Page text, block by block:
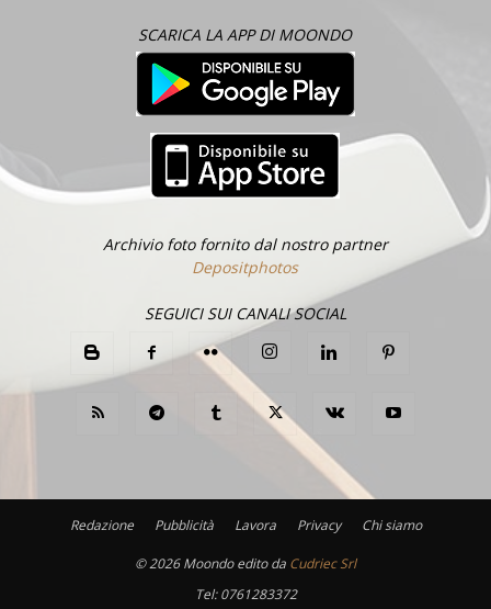
SCARICA LA APP DI MOONDO
Archivio foto fornito dal nostro partner
Depositphotos
SEGUICI SUI CANALI SOCIAL
Redazione Pubblicità Lavora Privacy Chi siamo
©2026 Moondo edito da Cudriec Srl
Tel: 0761283372